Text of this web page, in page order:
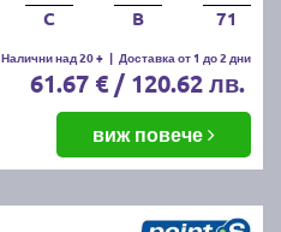
C B 71
Налични над 20 + | Доставка от 1 до 2 дни
61.67 € / 120.62 лв.
виж повече